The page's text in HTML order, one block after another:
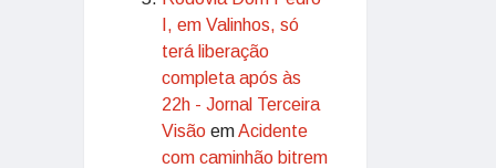
I, em Valinhos, só
terá liberação
completa após às
22h - Jornal Terceira
Visão emAcidente
com caminhão bitrem